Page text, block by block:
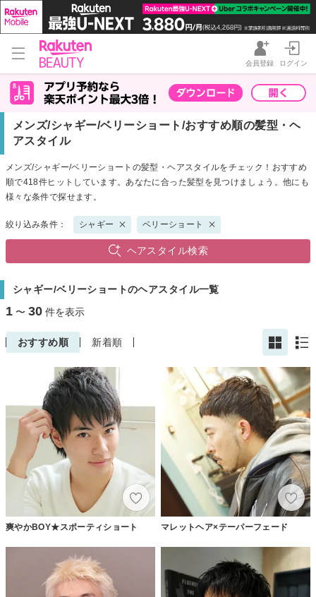
会員登録 ログイン
メンズ/シャギー/ベリーショート/おすすめ順の髪型・ヘ
アスタイル
メンズ/シャギー/ベリーショートの髪型・ヘアスタイルをチェック！おすすめ
順で418件ヒットしています。あなたに合った髪型を見つけましょう。他にも
様々な条件で探せます。
絞り込み条件： シャギー ベリーショート
ヘアスタイル検索
シャギー/ベリーショートのヘアスタイル一覧
1 〜 30 件を表示
おすすめ順 新着順
爽やかBOY★スポーティショート マレットヘア×テーパーフェード